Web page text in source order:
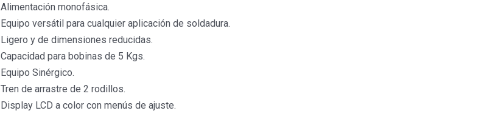
Alimentación monofásica.
Equipo versátil para cualquier aplicación de soldadura.
Ligero y de dimensiones reducidas.
Capacidad para bobinas de 5 Kgs.
Equipo Sinérgico.
Tren de arrastre de 2 rodillos.
Display LCD a color con menús de ajuste.